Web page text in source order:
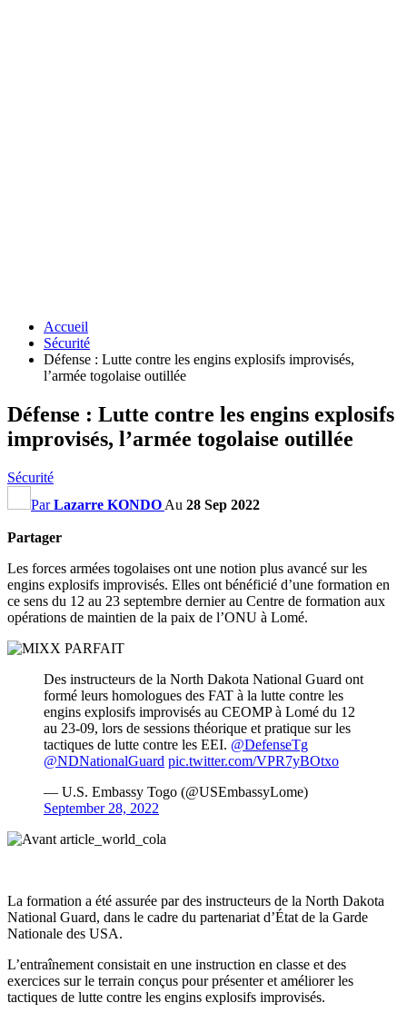
Accueil
Sécurité
Défense : Lutte contre les engins explosifs improvisés,
l’armée togolaise outillée
Défense : Lutte contre les engins explosifs
improvisés, l’armée togolaise outillée
Sécurité
ParLazarre KONDO Au 28 Sep 2022
Partager
Les forces armées togolaises ont une notion plus avancé sur les
engins explosifs improvisés. Elles ont bénéficié d’une formation en
ce sens du 12 au 23 septembre dernier au Centre de formation aux
opérations de maintien de la paix de l’ONU à Lomé.
Des instructeurs de la North Dakota National Guard ont
formé leurs homologues des FAT à la lutte contre les
engins explosifs improvisés au CEOMP à Lomé du 12
au 23-09, lors de sessions théorique et pratique sur les
tactiques de lutte contre les EEI. @DefenseTg
@NDNationalGuard pic.twitter.com/VPR7yBOtxo
— U.S. Embassy Togo (@USEmbassyLome)
September 28, 2022
La formation a été assurée par des instructeurs de la North Dakota
National Guard, dans le cadre du partenariat d’État de la Garde
Nationale des USA.
L’entraînement consistait en une instruction en classe et des
exercices sur le terrain conçus pour présenter et améliorer les
tactiques de lutte contre les engins explosifs improvisés.